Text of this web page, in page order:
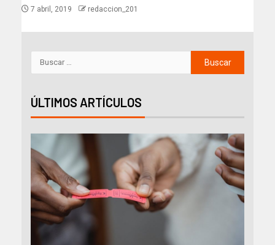
7 abril, 2019 redaccion_201
ÚLTIMOS ARTÍCULOS